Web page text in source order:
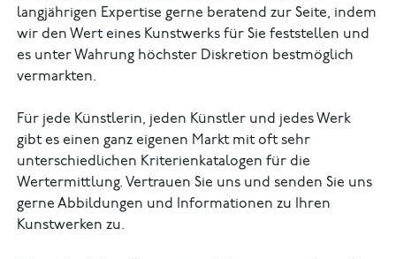
langjährigen Expertise gerne beratend zur Seite, indem
wir den Wert eines Kunstwerks für Sie feststellen und
es unter Wahrung höchster Diskretion bestmöglich
vermarkten.
Für jede Künstlerin, jeden Künstler und jedes Werk
gibt es einen ganz eigenen Markt mit oft sehr
unterschiedlichen Kriterienkatalogen für die
Wertermittlung. Vertrauen Sie uns und senden Sie uns
gerne Abbildungen und Informationen zu Ihren
Kunstwerken zu.